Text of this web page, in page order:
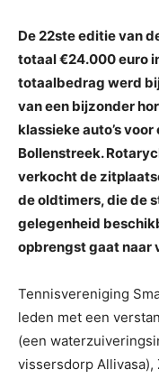
De 22ste editie van
totaal €24.000 euro
totaalbedrag werd
van een bijzonder
klassieke auto’s
Bollenstreek.
verkocht de
de oldtimers, die de
gelegenheid
opbrengst gaat naar
Tennisvereniging
leden met een
(een
vissersdorp